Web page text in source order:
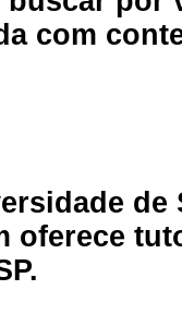
com
oferece